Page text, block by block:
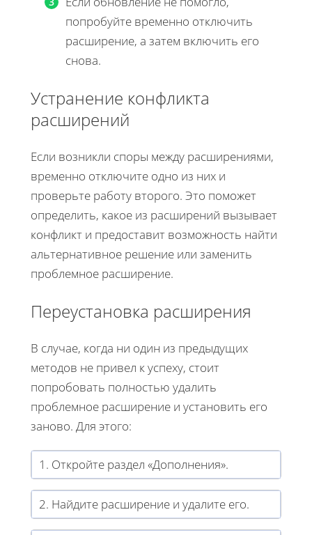
попробуйте временно отключить
расширение, а затем включить его
снова.
Устранение конфликта
расширений
Если возникли споры между расширениями,
временно отключите одно из них и
проверьте работу второго. Это поможет
определить, какое из расширений вызывает
конфликт и предоставит возможность найти
альтернативное решение или заменить
проблемное расширение.
Переустановка расширения
В случае, когда ни один из предыдущих
методов не привел к успеху, стоит
попробовать полностью удалить
проблемное расширение и установить его
заново. Для этого:
1. Откройте раздел «Дополнения».
2. Найдите расширение и удалите его.